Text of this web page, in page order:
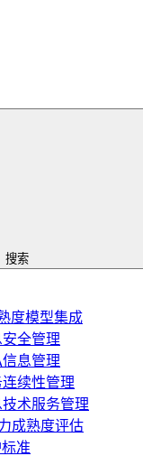
搜索
度模型集成
安全管理
信息管理
连续性管理
技术服务管理
成熟度评估
准